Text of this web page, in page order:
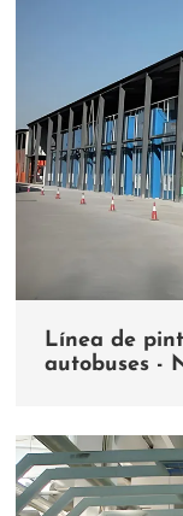
Línea de
autobuses -